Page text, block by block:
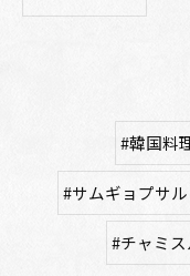
#韓国料
#サムギョプサル
#チャミス